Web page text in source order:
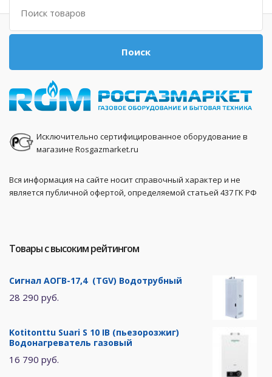
Поиск
Исключительно сертифицированное оборудование в
магазине Rosgazmarket.ru
Вся информация на сайте носит справочный характер и не
является публичной офертой, определяемой статьей 437 ГК РФ
Товары с высоким рейтингом
Сигнал АОГВ-17,4 (TGV) Водотрубный
28 290 руб.
Kotitonttu Suari S 10 IB (пьезорозжиг)
Водонагреватель газовый
16 790 руб.